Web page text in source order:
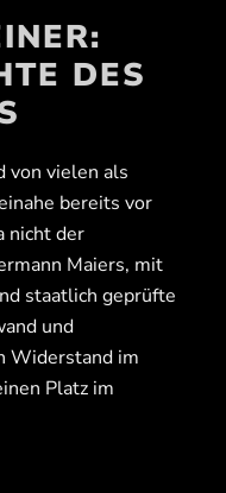
DES
von vielen als
bereits vor
nicht der
Maiers, mit
staatlich geprüfte
und
Widerstand im
Platz im